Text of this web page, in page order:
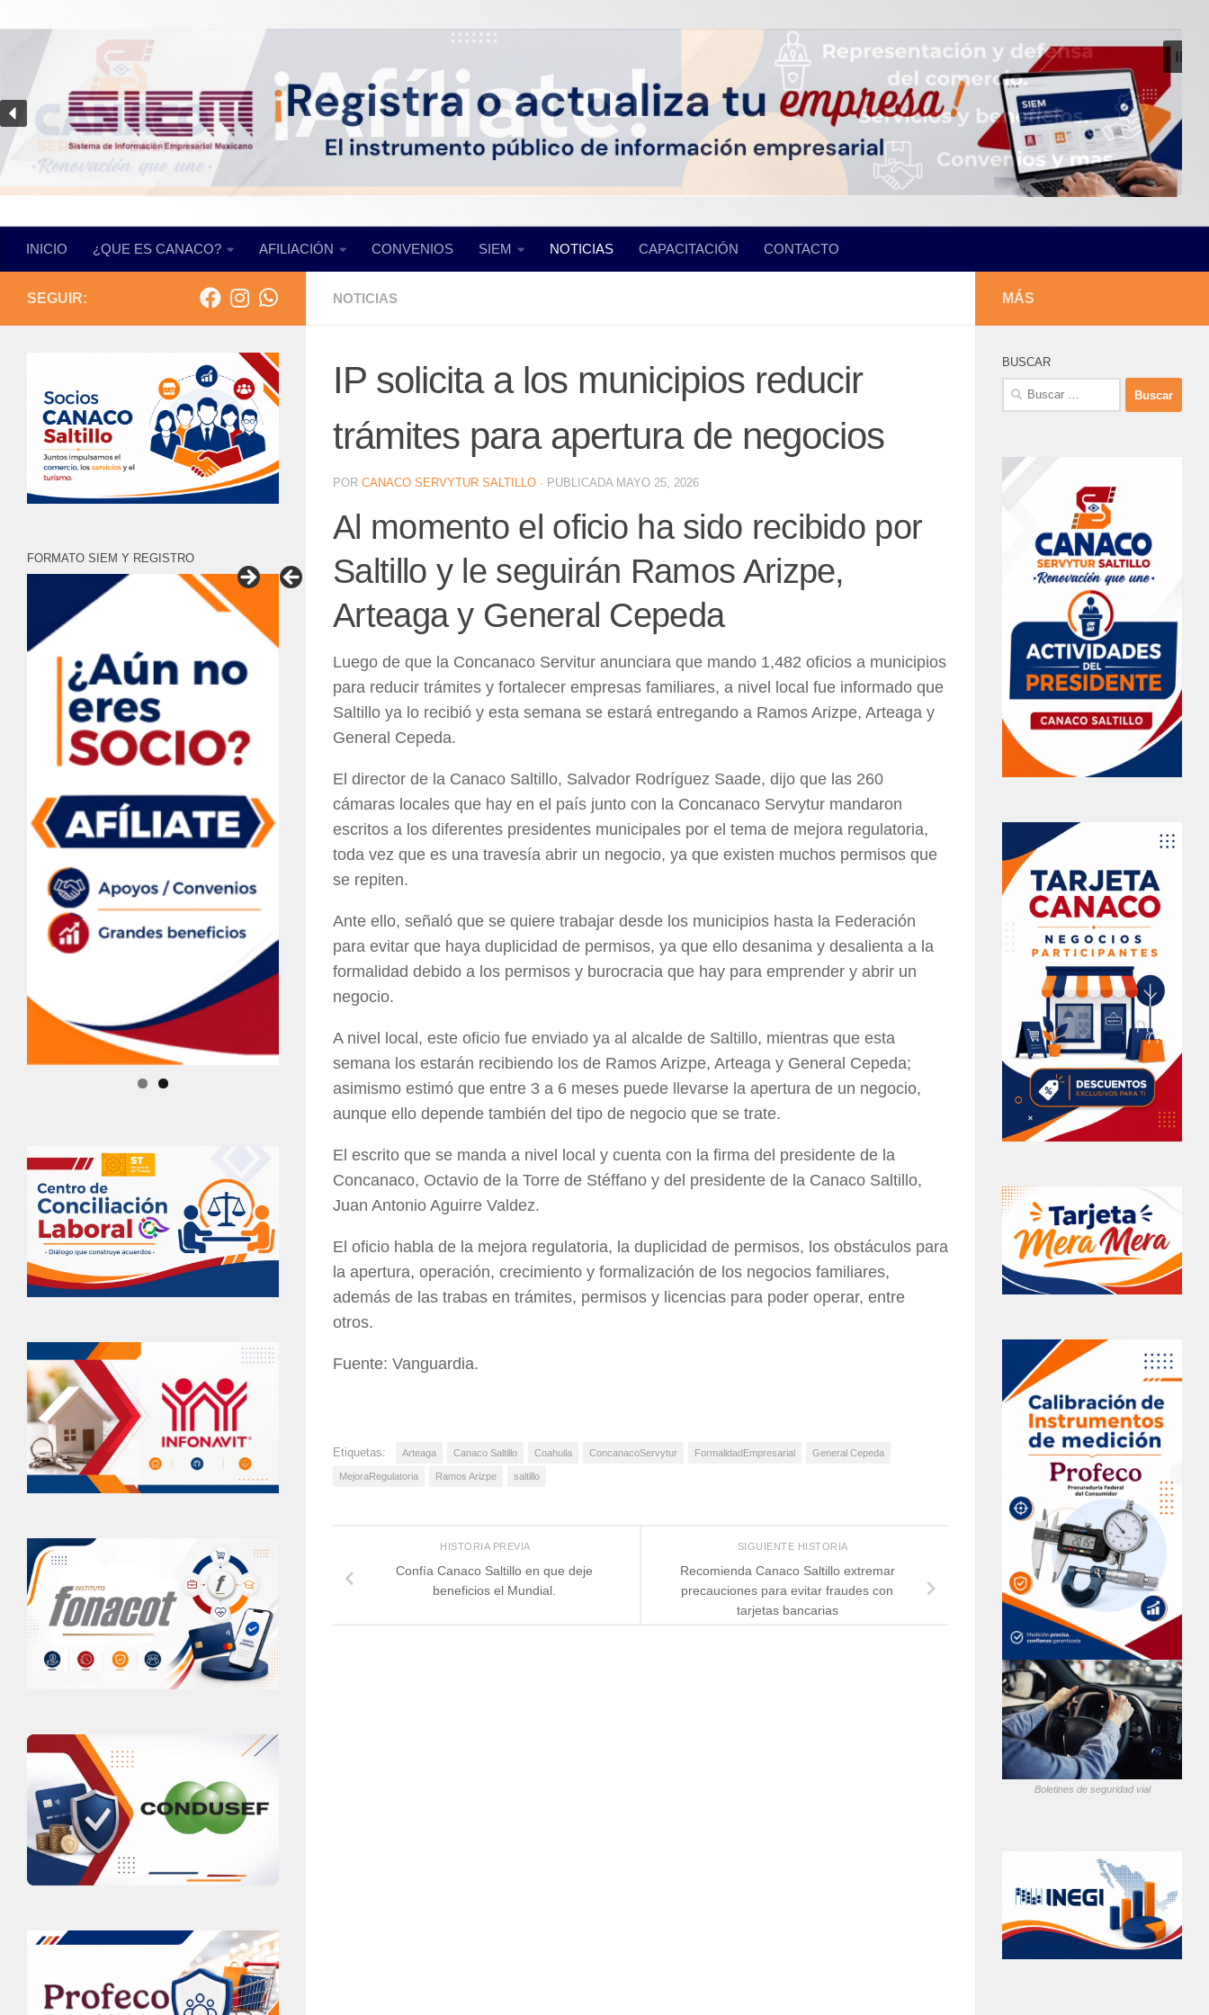
INICIO ¿QUE ES CANACO? AFILIACIÓN CONVENIOS SIEM NOTICIAS CAPACITACIÓN CONTACTO
NOTICIAS
IP solicita a los municipios reducir
trámites para apertura de negocios
POR CANACO SERVYTUR SALTILLO · PUBLICADA MAYO 25, 2026
Al momento el oficio ha sido recibido por
Saltillo y le seguirán Ramos Arizpe,
Arteaga y General Cepeda
Luego de que la Concanaco Servitur anunciara que mando 1,482 oficios a municipios
para reducir trámites y fortalecer empresas familiares, a nivel local fue informado que
Saltillo ya lo recibió y esta semana se estará entregando a Ramos Arizpe, Arteaga y
General Cepeda.
El director de la Canaco Saltillo, Salvador Rodríguez Saade, dijo que las 260
cámaras locales que hay en el país junto con la Concanaco Servytur mandaron
escritos a los diferentes presidentes municipales por el tema de mejora regulatoria,
toda vez que es una travesía abrir un negocio, ya que existen muchos permisos que
se repiten.
Ante ello, señaló que se quiere trabajar desde los municipios hasta la Federación
para evitar que haya duplicidad de permisos, ya que ello desanima y desalienta a la
formalidad debido a los permisos y burocracia que hay para emprender y abrir un
negocio.
A nivel local, este oficio fue enviado ya al alcalde de Saltillo, mientras que esta
semana los estarán recibiendo los de Ramos Arizpe, Arteaga y General Cepeda;
asimismo estimó que entre 3 a 6 meses puede llevarse la apertura de un negocio,
aunque ello depende también del tipo de negocio que se trate.
El escrito que se manda a nivel local y cuenta con la firma del presidente de la
Concanaco, Octavio de la Torre de Stéffano y del presidente de la Canaco Saltillo,
Juan Antonio Aguirre Valdez.
El oficio habla de la mejora regulatoria, la duplicidad de permisos, los obstáculos para
la apertura, operación, crecimiento y formalización de los negocios familiares,
además de las trabas en trámites, permisos y licencias para poder operar, entre
otros.
Fuente: Vanguardia.
Etiquetas: Arteaga Canaco Saltillo Coahuila ConcanacoServytur FormalidadEmpresarial General Cepeda
MejoraRegulatoria Ramos Arizpe saltillo
SIGUIENTE HISTORIA
Recomienda Canaco Saltillo extremar
precauciones para evitar fraudes con
tarjetas bancarias
HISTORIA PREVIA
Confía Canaco Saltillo en que deje
beneficios el Mundial.
SEGUIR:
FORMATO SIEM Y REGISTRO
MÁS
BUSCAR
Buscar:
Boletines de seguridad vial